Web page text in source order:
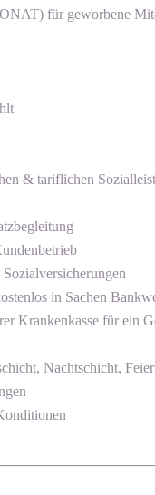
für geworbene
& tariflichen
in Sachen
Krankenkasse für ein
Nachtschicht,